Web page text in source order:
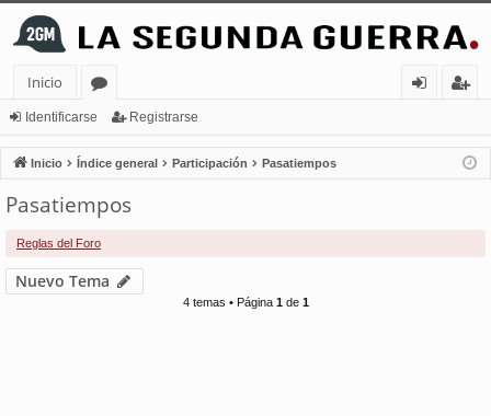
Inicio
or
os
nt
ifi
ist
ra
Identificarse Registrarse
Inicio Índice general Participación Pasatiempos
Pasatiempos
Reglas del Foro
Nuevo Tema
4 temas • Página 1de 1